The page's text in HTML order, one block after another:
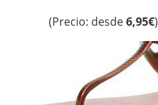
(Precio: desde6,95€)